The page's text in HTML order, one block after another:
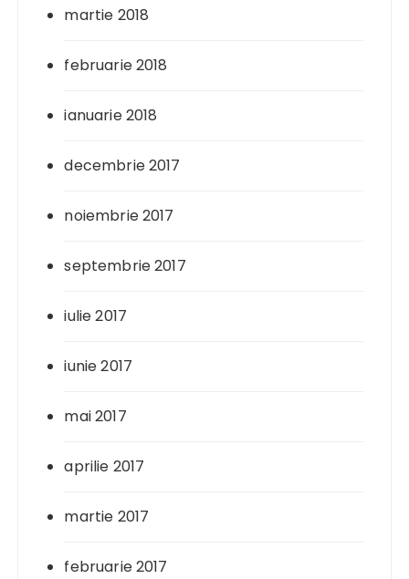
martie 2018
februarie 2018
ianuarie 2018
decembrie 2017
noiembrie 2017
septembrie 2017
iulie 2017
iunie 2017
mai 2017
aprilie 2017
martie 2017
februarie 2017